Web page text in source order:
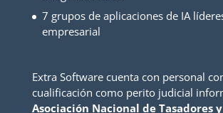
7 grupos de aplicaciones de IA
empresarial
Extra Software cuenta con personal
cualificación como perito judicial
Asociación Nacional de Tasadores